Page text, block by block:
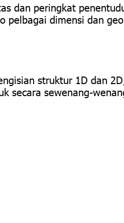
dan peringkat
pelbagai dimensi dan
struktur 1D dan
secara sewenang-